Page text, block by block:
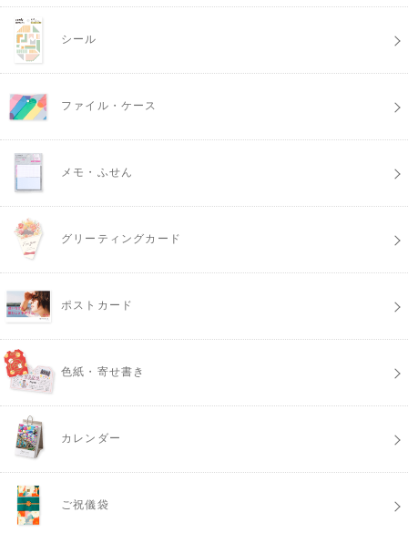
シール
ファイル・ケース
メモ・ふせん
グリーティングカード
ポストカード
色紙・寄せ書き
カレンダー
ご祝儀袋